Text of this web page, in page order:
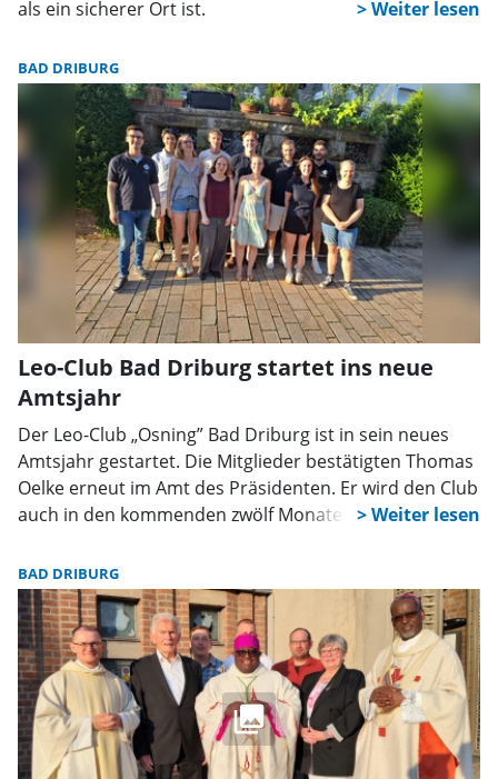
als ein sicherer Ort ist.
BAD DRIBURG
Leo-Club Bad Driburg startet ins neue
Amtsjahr
Der Leo-Club „Osning” Bad Driburg ist in sein neues
Amtsjahr gestartet. Die Mitglieder bestätigten Thomas
Oelke erneut im Amt des Präsidenten. Er wird den Club
auch in den kommenden zwölf Monaten führen.
BAD DRIBURG